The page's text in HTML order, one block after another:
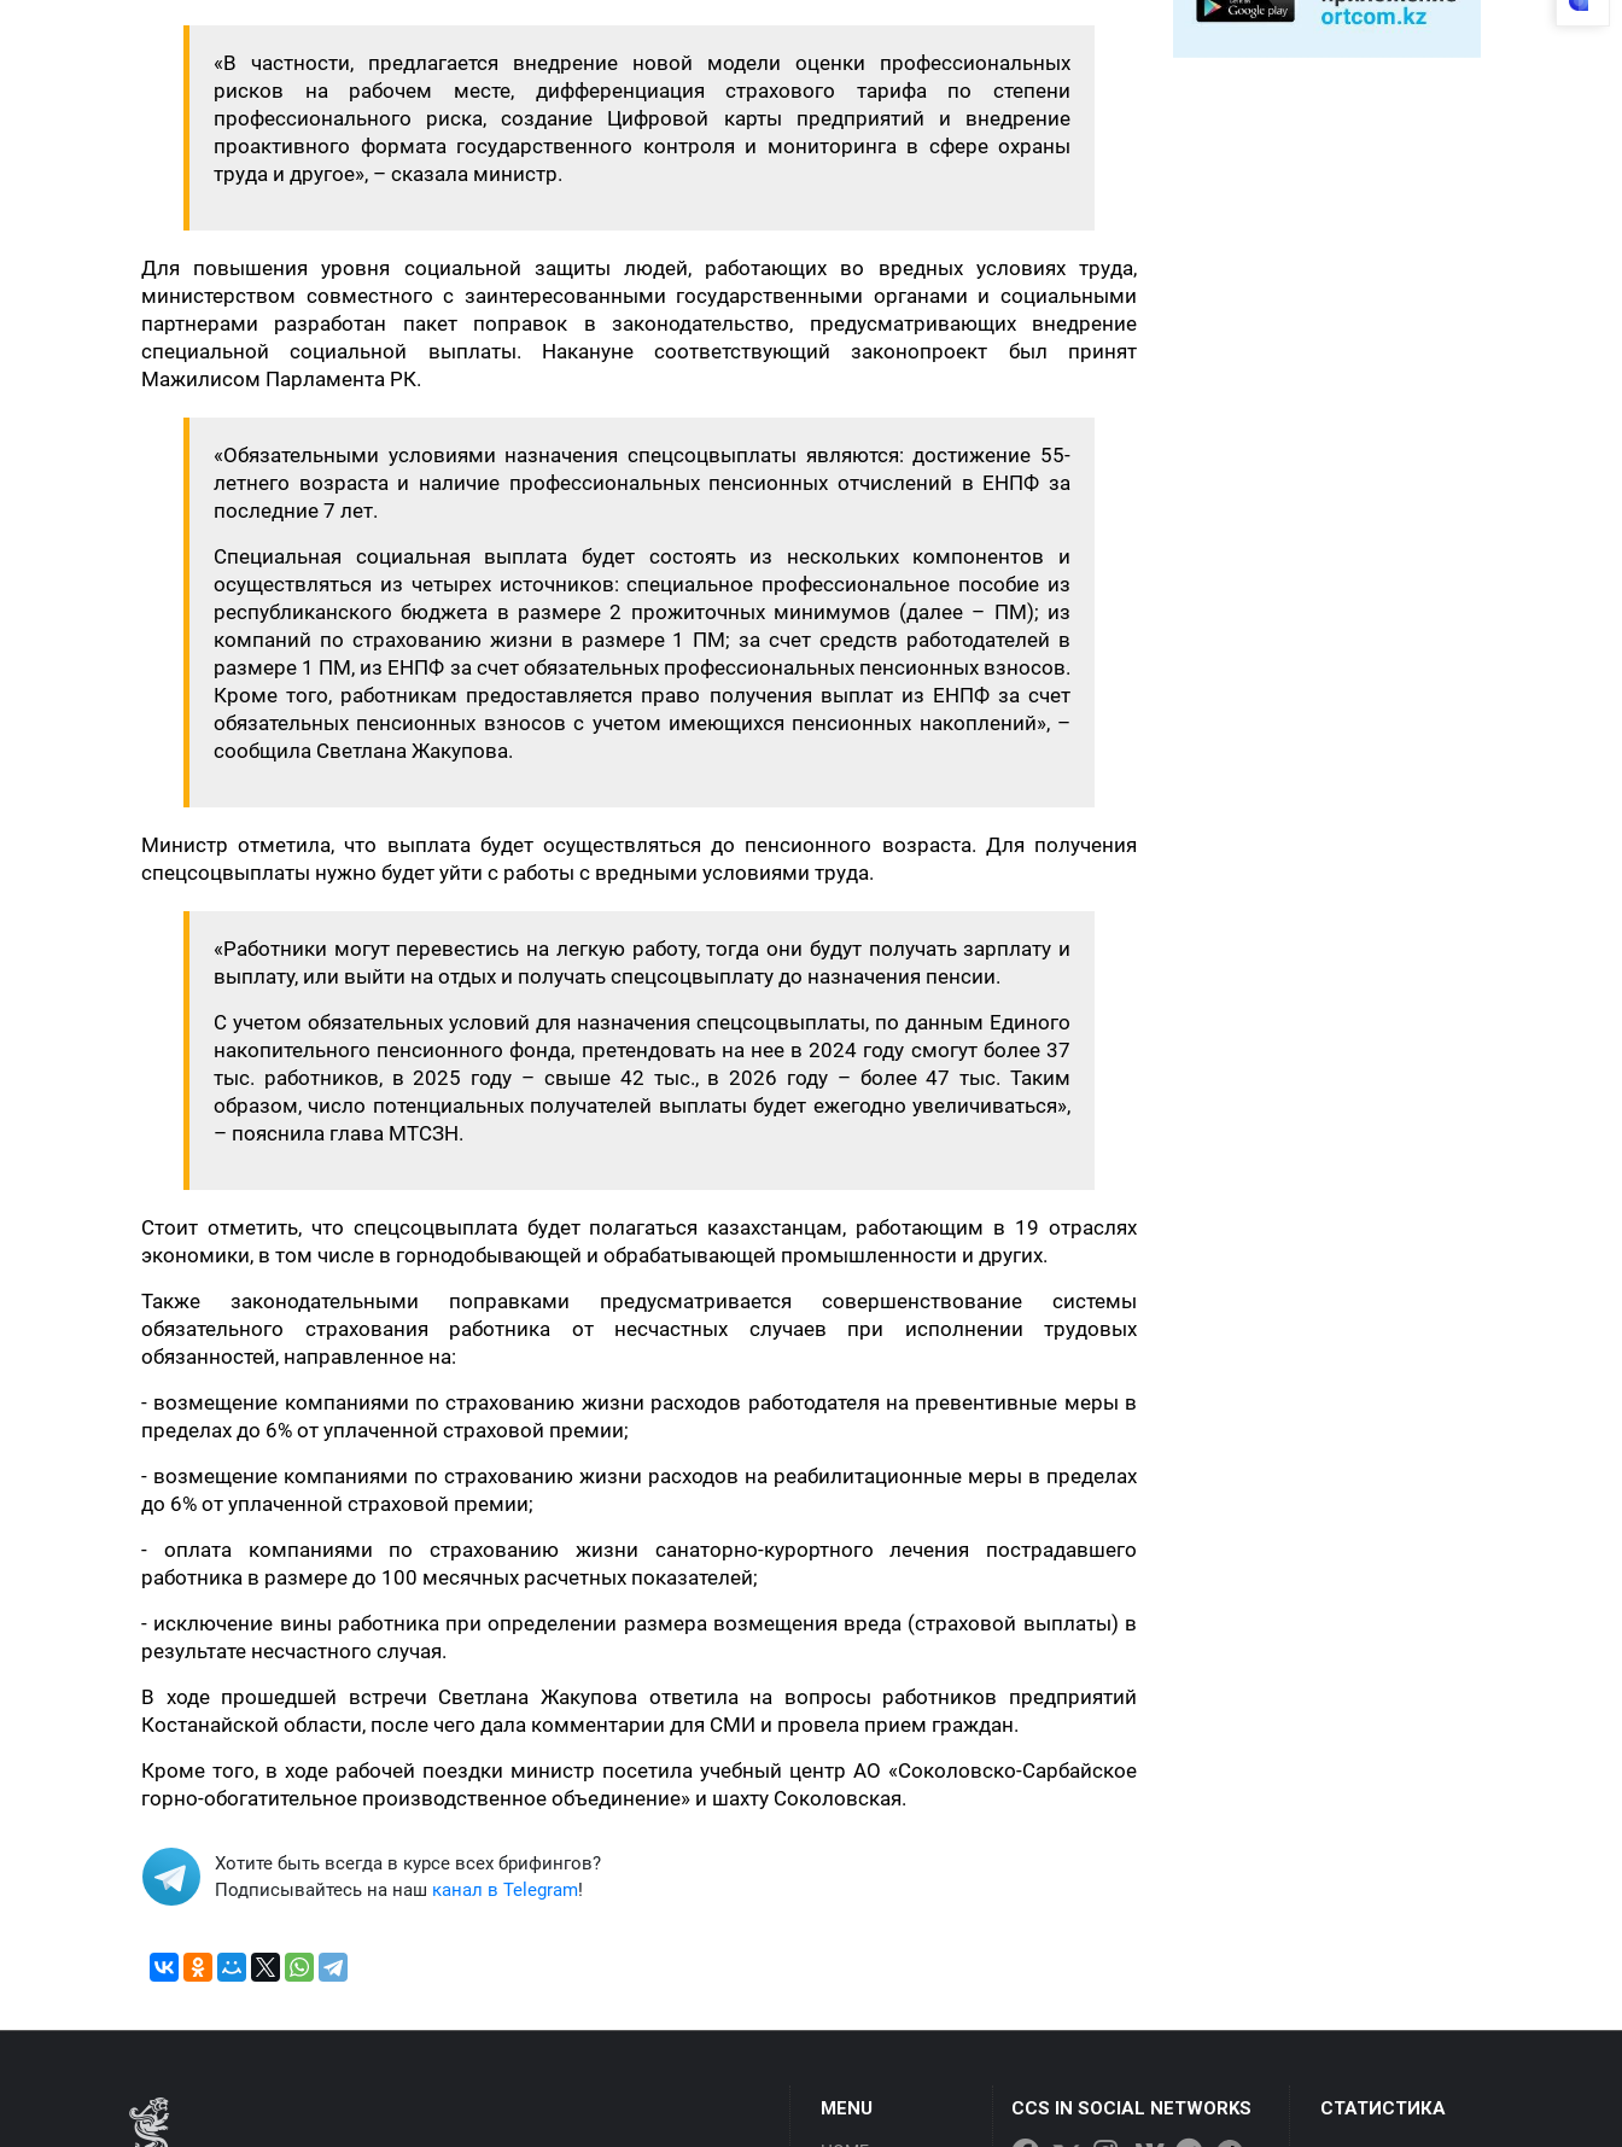
«В частности, предлагается внедрение новой модели оценки профессиональных
рисков на рабочем месте, дифференциация страхового тарифа по степени
профессионального риска, создание Цифровой карты предприятий и внедрение
проактивного формата государственного контроля и мониторинга в сфере охраны
труда и другое», – сказала министр.
Для повышения уровня социальной защиты людей, работающих во вредных условиях труда,
министерством совместного с заинтересованными государственными органами и социальными
партнерами разработан пакет поправок в законодательство, предусматривающих внедрение
специальной социальной выплаты. Накануне соответствующий законопроект был принят
Мажилисом Парламента РК.
«Обязательными условиями назначения спецсоцвыплаты являются: достижение 55-
летнего возраста и наличие профессиональных пенсионных отчислений в ЕНПФ за
последние 7 лет.
Специальная социальная выплата будет состоять из нескольких компонентов и
осуществляться из четырех источников: специальное профессиональное пособие из
республиканского бюджета в размере 2 прожиточных минимумов (далее – ПМ); из
компаний по страхованию жизни в размере 1 ПМ; за счет средств работодателей в
размере 1 ПМ, из ЕНПФ за счет обязательных профессиональных пенсионных взносов.
Кроме того, работникам предоставляется право получения выплат из ЕНПФ за счет
обязательных пенсионных взносов с учетом имеющихся пенсионных накоплений», –
сообщила Светлана Жакупова.
Министр отметила, что выплата будет осуществляться до пенсионного возраста. Для получения
спецсоцвыплаты нужно будет уйти с работы с вредными условиями труда.
«Работники могут перевестись на легкую работу, тогда они будут получать зарплату и
выплату, или выйти на отдых и получать спецсоцвыплату до назначения пенсии.
С учетом обязательных условий для назначения спецсоцвыплаты, по данным Единого
накопительного пенсионного фонда, претендовать на нее в 2024 году смогут более 37
тыс. работников, в 2025 году – свыше 42 тыс., в 2026 году – более 47 тыс. Таким
образом, число потенциальных получателей выплаты будет ежегодно увеличиваться»,
– пояснила глава МТСЗН.
Стоит отметить, что спецсоцвыплата будет полагаться казахстанцам, работающим в 19 отраслях
экономики, в том числе в горнодобывающей и обрабатывающей промышленности и других.
Также законодательными поправками предусматривается совершенствование системы
обязательного страхования работника от несчастных случаев при исполнении трудовых
обязанностей, направленное на:
- возмещение компаниями по страхованию жизни расходов работодателя на превентивные меры в
пределах до 6% от уплаченной страховой премии;
- возмещение компаниями по страхованию жизни расходов на реабилитационные меры в пределах
до 6% от уплаченной страховой премии;
- оплата компаниями по страхованию жизни санаторно-курортного лечения пострадавшего
работника в размере до 100 месячных расчетных показателей;
- исключение вины работника при определении размера возмещения вреда (страховой выплаты) в
результате несчастного случая.
В ходе прошедшей встречи Светлана Жакупова ответила на вопросы работников предприятий
Костанайской области, после чего дала комментарии для СМИ и провела прием граждан.
Кроме того, в ходе рабочей поездки министр посетила учебный центр АО «Соколовско-Сарбайское
горно-обогатительное производственное объединение» и шахту Соколовская.
Хотите быть всегда в курсе всех брифингов?
Подписывайтесь на наш канал в Telegram!
MENU CCS IN SOCIAL NETWORKS СТАТИСТИКА